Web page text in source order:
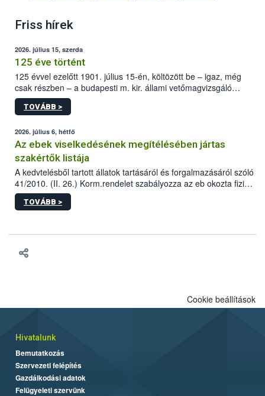
Friss hírek
2026. július 15, szerda
125 éve történt
125 évvel ezelőtt 1901. július 15-én, költözött be – igaz, még
csak részben – a budapesti m. kir. állami vetőmagvizsgáló
állomás a Kis Rókus utca 15. szám alatti, Czigler Győző által
tervezett új épületébe.
TOVÁBB >
2026. július 6, hétfő
Az ebek viselkedésének megítélésében jártas
szakértők listája
A kedvtelésből tartott állatok tartásáról és forgalmazásáról szóló
41/2010. (II. 26.) Korm.rendelet szabályozza az eb okozta fizikai
sérülés, illetve ennek veszélye keletkezésekor felmerülő
hatósági feladatokat, valamint a veszélyes eb tartását és annak
TOVÁBB >
Cookie beállítások
Hivatalunk
Bemutatkozás
Szervezeti felépítés
Gazdálkodási adatok
Felügyeleti szervünk